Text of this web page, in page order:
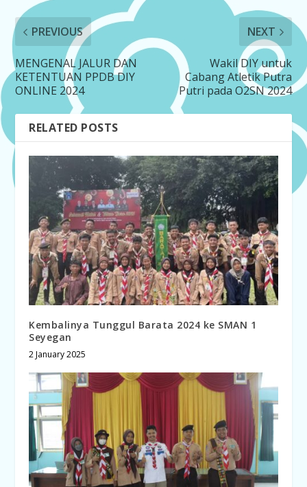
PREVIOUS
MENGENAL JALUR DAN
KETENTUAN PPDB DIY
ONLINE 2024
NEXT
Wakil DIY untuk
Cabang Atletik Putra
Putri pada O2SN 2024
RELATED POSTS
Kembalinya Tunggul Barata 2024 ke SMAN 1
Seyegan
2 January 2025